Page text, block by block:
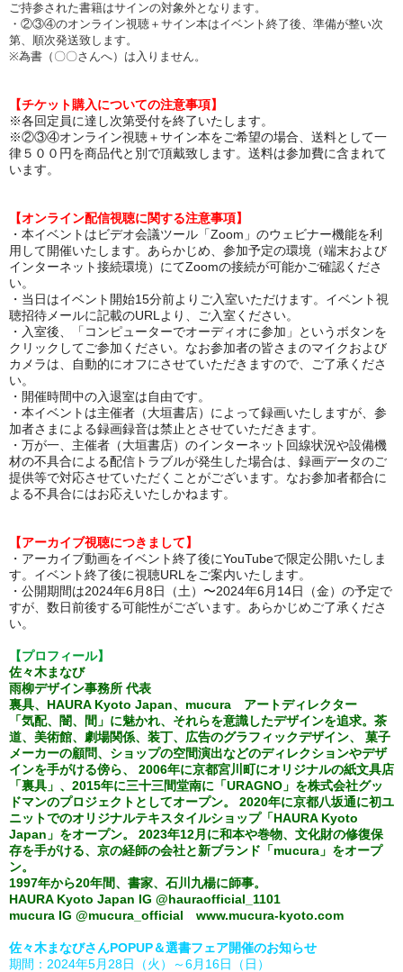
ご持参された書籍はサインの対象外となります。
・②③④のオンライン視聴＋サイン本はイベント終了後、準備が整い次
第、順次発送致します。
※為書（〇〇さんへ）は入りません。
【チケット購入についての注意事項】
※各回定員に達し次第受付を終了いたします。
※②③④オンライン視聴＋サイン本をご希望の場合、送料として一
律５００円を商品代と別で頂戴致します。送料は参加費に含まれて
います。
【オンライン配信視聴に関する注意事項】
・本イベントはビデオ会議ツール「Zoom」のウェビナー機能を利
用して開催いたします。あらかじめ、参加予定の環境（端末および
インターネット接続環境）にてZoomの接続が可能かご確認くださ
い。
・当日はイベント開始15分前よりご入室いただけます。イベント視
聴招待メールに記載のURLより、ご入室ください。
・入室後、「コンピューターでオーディオに参加」というボタンを
クリックしてご参加ください。なお参加者の皆さまのマイクおよび
カメラは、自動的にオフにさせていただきますので、ご了承くださ
い。
・開催時間中の入退室は自由です。
・本イベントは主催者（大垣書店）によって録画いたしますが、参
加者さまによる録画録音は禁止とさせていただきます。
・万が一、主催者（大垣書店）のインターネット回線状況や設備機
材の不具合による配信トラブルが発生した場合は、録画データのご
提供等で対応させていただくことがございます。なお参加者都合に
よる不具合にはお応えいたしかねます。
【アーカイブ視聴につきまして】
・アーカイブ動画をイベント終了後にYouTubeで限定公開いたしま
す。イベント終了後に視聴URLをご案内いたします。
・公開期間は2024年6月8日（土）〜2024年6月14日（金）の予定で
すが、数日前後する可能性がございます。あらかじめご了承くださ
い。
【プロフィール】
佐々木まなび
雨柳デザイン事務所 代表
裏具、HAURA Kyoto Japan、mucura アートディレクター
「気配、闇、間」に魅かれ、それらを意識したデザインを追求。茶
道、美術館、劇場関係、装丁、広告のグラフィックデザイン、 菓子
メーカーの顧問、ショップの空間演出などのディレクションやデザ
インを手がける傍ら、 2006年に京都宮川町にオリジナルの紙文具店
「裏具」、2015年に三十三間堂南に「URAGNO」を株式会社グッ
ドマンのプロジェクトとしてオープン。 2020年に京都八坂通に初ユ
ニットでのオリジナルテキスタイルショップ「HAURA Kyoto
Japan」をオープン。 2023年12月に和本や巻物、文化財の修復保
存を手がける、京の経師の会社と新ブランド「mucura」をオープ
ン。
1997年から20年間、書家、石川九楊に師事。
HAURA Kyoto Japan IG @hauraofficial_1101
mucura IG @mucura_official www.mucura-kyoto.com
佐々木まなびさんPOPUP＆選書フェア開催のお知らせ
期間：2024年5月28日（火）～6月16日（日）